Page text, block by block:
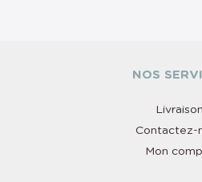
NOS
Livraison
Contactez-
Mon